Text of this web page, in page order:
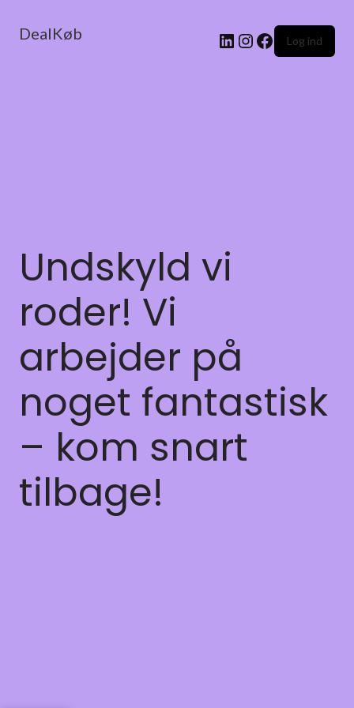
DealKøb Log ind
Undskyld vi
roder! Vi
arbejder på
noget fantastisk
– kom snart
tilbage!